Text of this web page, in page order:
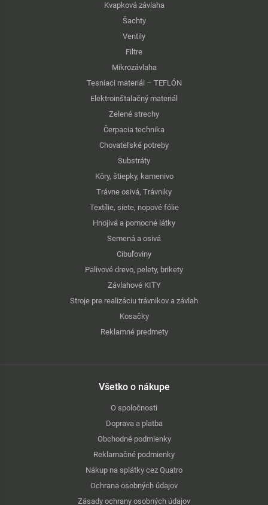
Kvapková závlaha
Šachty
Ventily
Filtre
Mikrozávlaha
Tesniaci materiál – TEFLÓN
Elektroinštalačný materiál
Zelené strechy
Čerpacia technika
Chovateľské potreby
Substráty
Kôry, štiepky, kamenivo
Trávne osivá, Trávniky
Textílie, siete, nopové fólie
Hnojivá a pomocné látky
Semená a osivá
Cibuľoviny
Palivové drevo, pelety, brikety
Závlahové KITY
Stroje pre realizáciu trávnikov a závlah
Kosačky
Reklamné predmety
Všetko o nákupe
O spoločnosti
Doprava a platba
Obchodné podmienky
Reklamačné podmienky
Nákup na splátky cez Quatro
Ochrana osobných údajov
Zásady ochrany osobných údajov